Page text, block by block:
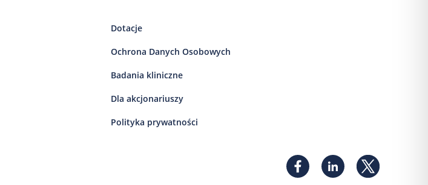
Dotacje
Ochrona Danych Osobowych
Badania kliniczne
Dla akcjonariuszy
Polityka prywatności